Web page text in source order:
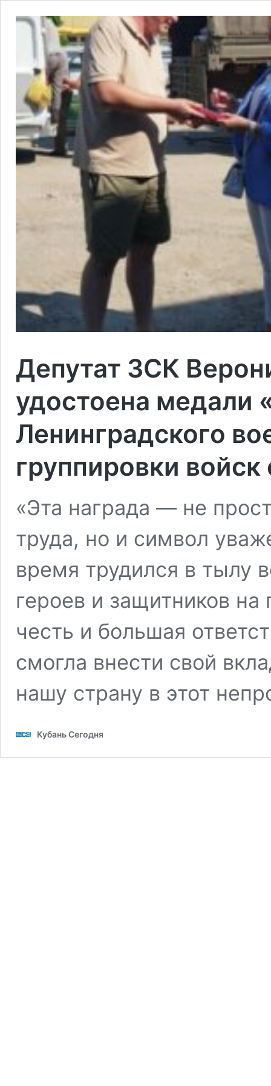
Депутат ЗСК
удостоена медали
Ленинградского
группировки войск
«Эта награда — не
труда, но и символ
время трудился в тылу
героев и защитников
честь и большая
смогла внести свой
нашу страну в этот
Кубань Сегодня